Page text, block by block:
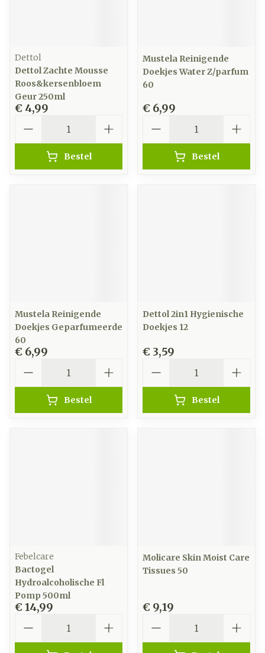
Dettol
Dettol Zachte Mousse
Roos&kersenbloem
Geur 250ml
€ 4,99
Bestel
Mustela Reinigende
Doekjes Water Z/parfum
60
€ 6,99
Bestel
Mustela Reinigende
Doekjes Geparfumeerde
60
€ 6,99
Bestel
Dettol 2in1 Hygienische
Doekjes 12
€ 3,59
Bestel
Febelcare
Bactogel
Hydroalcoholische Fl
Pomp 500ml
€ 14,99
Molicare Skin Moist Care
Tissues 50
€ 9,19